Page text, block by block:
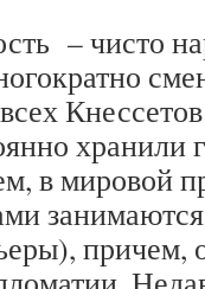
– чисто
хранили
в мировой
причем,